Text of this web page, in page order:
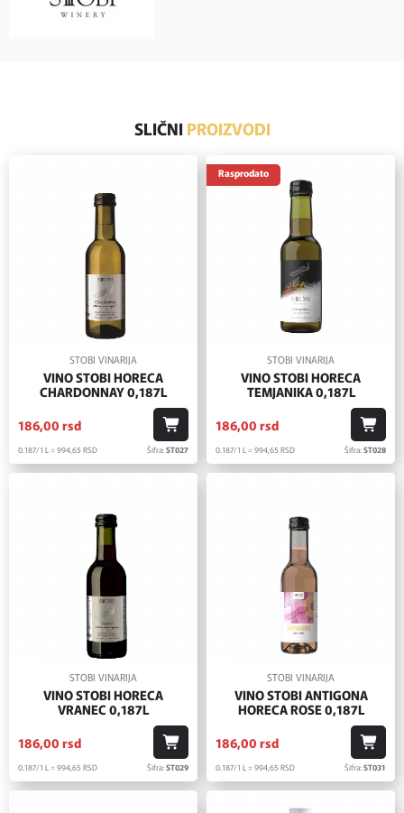
SLIČNI PROIZVODI
STOBI VINARIJA
VINO STOBI HORECA
CHARDONNAY 0,187L
186,00 rsd
0.187/1 L = 994,65 RSD Šifra:ST027
Rasprodato
STOBI VINARIJA
VINO STOBI HORECA
TEMJANIKA 0,187L
186,00 rsd
0.187/1 L = 994,65 RSD Šifra:ST028
STOBI VINARIJA
VINO STOBI HORECA
VRANEC 0,187L
186,00 rsd
0.187/1 L = 994,65 RSD Šifra:ST029
STOBI VINARIJA
VINO STOBI ANTIGONA
HORECA ROSE 0,187L
186,00 rsd
0.187/1 L = 994,65 RSD Šifra:ST031